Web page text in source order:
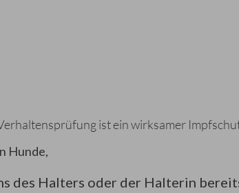
ist ein wirksamer
Hunde,
des Halters oder der Halterin